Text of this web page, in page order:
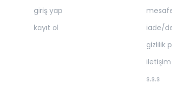
giriş yap
kayıt ol
iade/
gizlilik
iletişim
s.s.s